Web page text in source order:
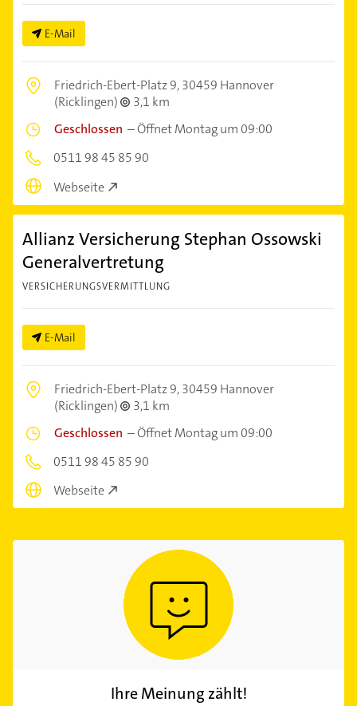
E-Mail
Friedrich-Ebert-Platz 9,30459 Hannover
(Ricklingen)
3,1 km
Geschlossen –Öffnet Montag um 09:00
0511 98 45 85 90
Webseite
Allianz Versicherung Stephan Ossowski
Generalvertretung
VERSICHERUNGSVERMITTLUNG
E-Mail
Friedrich-Ebert-Platz 9,30459 Hannover
(Ricklingen)
3,1 km
Geschlossen –Öffnet Montag um 09:00
0511 98 45 85 90
Webseite
Ihre Meinung zählt!